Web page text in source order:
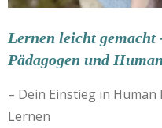
Lernen leicht
Pädagogen und
– Dein Einstieg in
Lernen